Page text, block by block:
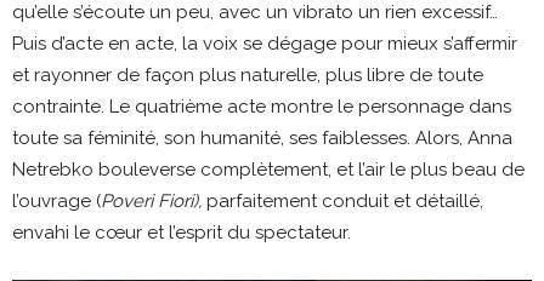
qu’elle s’écoute un peu, avec un vibrato un rien excessif…
Puis d’acte en acte, la voix se dégage pour mieux s’affermir
et rayonner de façon plus naturelle, plus libre de toute
contrainte. Le quatrième acte montre le personnage dans
toute sa féminité, son humanité, ses faiblesses. Alors, Anna
Netrebko bouleverse complètement, et l’air le plus beau de
l’ouvrage (Poveri Fiori), parfaitement conduit et détaillé,
envahi le cœur et l’esprit du spectateur.